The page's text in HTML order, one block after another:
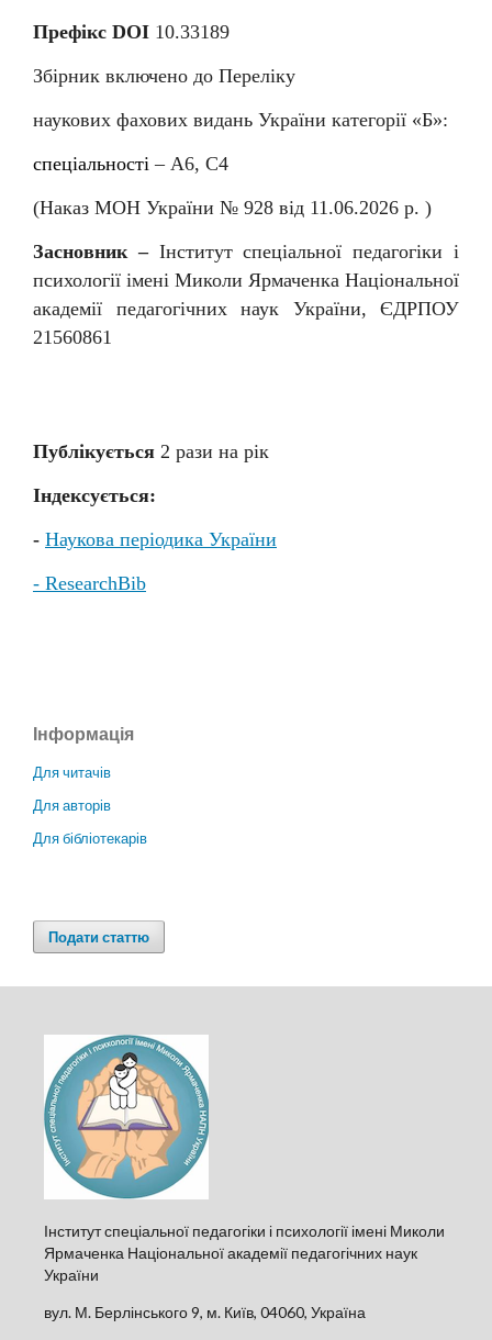
Префікс DOI 10.33189
Збірник включено до Переліку
наукових фахових видань України категорії «Б»:
спеціальності–А6, С4
(Наказ МОН України № 928 від 11 .06.2026 р. )
Засновник – Інститут спеціальної педагогіки і
психології імені Миколи Ярмаченка Національної
академії педагогічних наук України, ЄДРПОУ
21560861
Публікується 2 рази на рік
Індексується:
- Наукова періодика України
- ResearchBib
Інформація
Для читачів
Для авторів
Для бібліотекарів
Подати статтю
Інститут спеціальної педагогіки і психології імені Миколи
Ярмаченка Національної академії педагогічних наук
України
вул. М. Берлінського 9, м. Київ, 04060, Україна